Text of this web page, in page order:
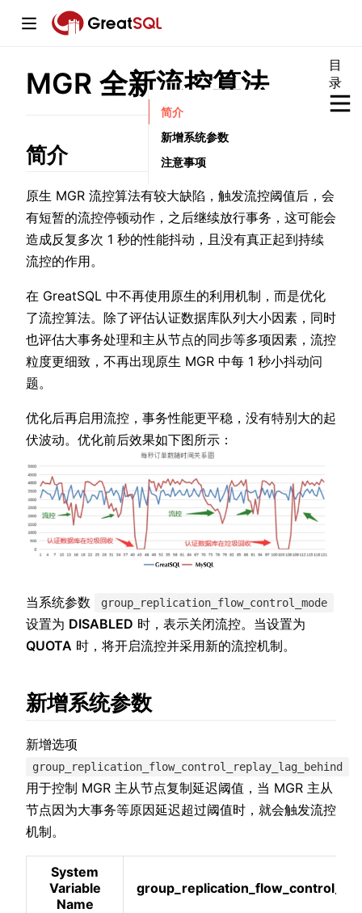
MGR 全新流控算法
简介
原生 MGR 流控算法有较大缺陷，触发流控阈值后，会
有短暂的流控停顿动作，之后继续放行事务，这可能会
造成反复多次 1 秒的性能抖动，且没有真正起到持续
流控的作用。
在 GreatSQL 中不再使用原生的利用机制，而是优化
了流控算法。除了评估认证数据库队列大小因素，同时
也评估大事务处理和主从节点的同步等多项因素，流控
粒度更细致，不再出现原生 MGR 中每 1 秒小抖动问
题。
优化后再启用流控，事务性能更平稳，没有特别大的起
伏波动。优化前后效果如下图所示：
当系统参数 group_replication_flow_control_mode
设置为 DISABLED 时，表示关闭流控。当设置为
QUOTA 时，将开启流控并采用新的流控机制。
新增系统参数
新增选项
group_replication_flow_control_replay_lag_behind
用于控制 MGR 主从节点复制延迟阈值，当 MGR 主从
节点因为大事务等原因延迟超过阈值时，就会触发流控
机制。
System
Variable
Name
目
录
简介
新增系统参数
注意事项